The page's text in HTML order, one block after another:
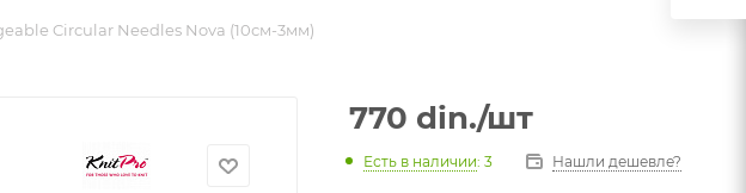
Circular Needles Nova (10см-3мм)
770 din./шт
Есть в наличии: 3 Нашли дешевле?